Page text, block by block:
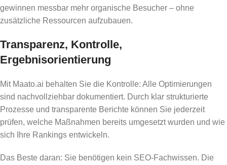
gewinnen messbar mehr organische Besucher – ohne
zusätzliche Ressourcen aufzubauen.
Transparenz, Kontrolle,
Ergebnisorientierung
Mit Maato.ai behalten Sie die Kontrolle: Alle Optimierungen
sind nachvollziehbar dokumentiert. Durch klar strukturierte
Prozesse und transparente Berichte können Sie jederzeit
prüfen, welche Maßnahmen bereits umgesetzt wurden und wie
sich Ihre Rankings entwickeln.
Das Beste daran: Sie benötigen kein SEO-Fachwissen. Die